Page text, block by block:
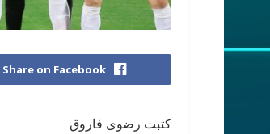
Share on Facebook
كتبت رضوى فاروق